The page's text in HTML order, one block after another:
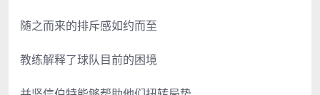
随之而来的排斥感如约而至
教练解释了球队目前的困境